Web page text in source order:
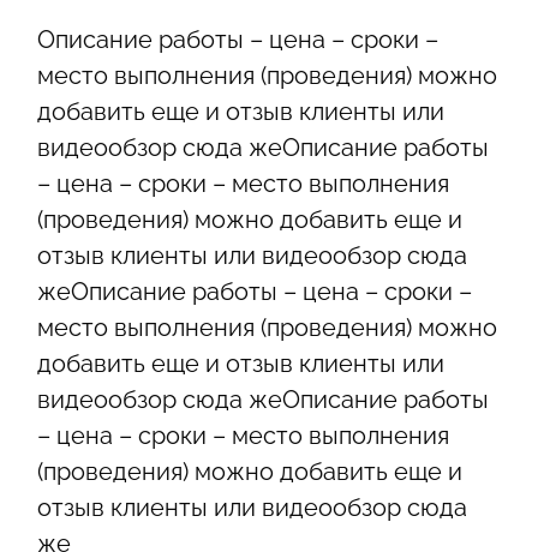
Описание работы – цена – сроки –
место выполнения (проведения) можно
добавить еще и отзыв клиенты или
видеообзор сюда жеОписание работы
– цена – сроки – место выполнения
(проведения) можно добавить еще и
отзыв клиенты или видеообзор сюда
жеОписание работы – цена – сроки –
место выполнения (проведения) можно
добавить еще и отзыв клиенты или
видеообзор сюда жеОписание работы
– цена – сроки – место выполнения
(проведения) можно добавить еще и
отзыв клиенты или видеообзор сюда
же